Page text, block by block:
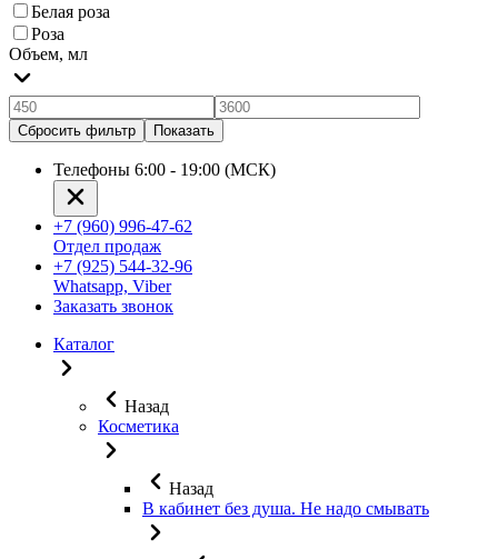
Белая роза
Роза
Объем, мл
Сбросить фильтр Показать
Телефоны 6:00 - 19:00 (МСК)
+7 (960) 996-47-62
Отдел продаж
+7 (925) 544-32-96
Whatsapp, Viber
Заказать звонок
Каталог
Назад
Косметика
Назад
В кабинет без душа. Не надо смывать